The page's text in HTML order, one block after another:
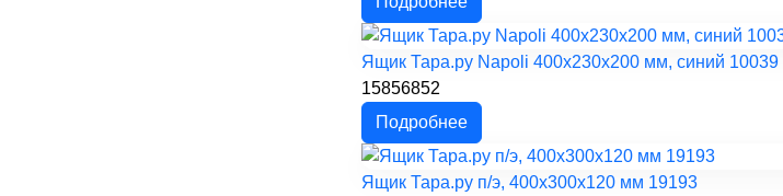
Ящик Тара.ру Napoli 400х230х200 мм, синий 10039
15856852
Подробнее
Ящик Тара.ру п/э, 400х300х120 мм 19193